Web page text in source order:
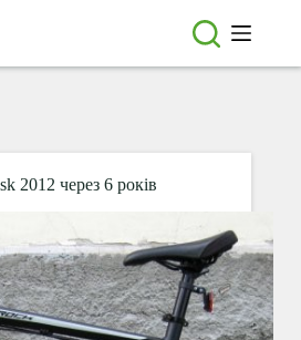
2012 через 6 років